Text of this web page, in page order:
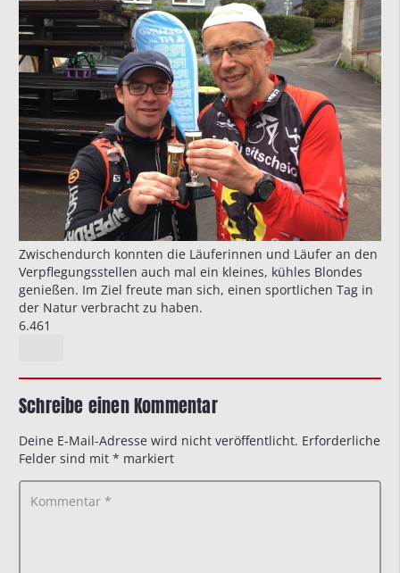
Zwischendurch konnten die Läuferinnen und Läufer an den
Verpflegungsstellen auch mal ein kleines, kühles Blondes
genießen. Im Ziel freute man sich, einen sportlichen Tag in
der Natur verbracht zu haben.
6.461
Schreibe einen Kommentar
Deine E-Mail-Adresse wird nicht veröffentlicht. Erforderliche
Felder sind mit * markiert